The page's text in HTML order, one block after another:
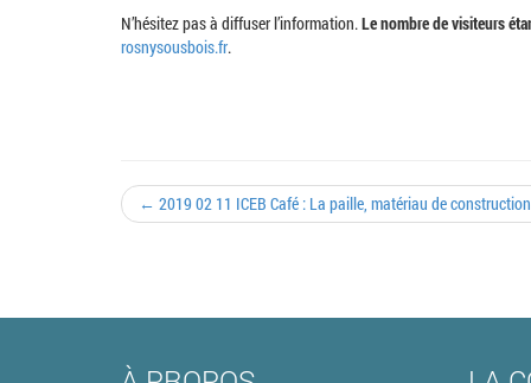
N’hésitez pas à diffuser l’information.Le nombre de visiteurs
rosnysousbois.fr.
← 2019 02 11 ICEB Café : La paille, matériau de